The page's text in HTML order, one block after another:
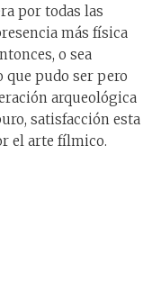
por todas las
más física
o sea
pudo ser pero
arqueológica
satisfacción esta
el arte fílmico.